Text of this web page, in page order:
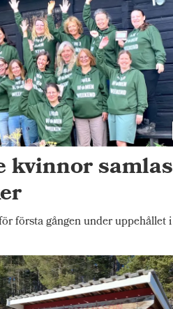
kvinnor samlas
första gången under uppehållet i